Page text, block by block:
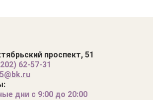
проспект, 51
62-57-31
дни с 9:00 до 20:00